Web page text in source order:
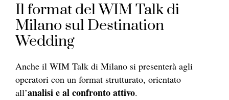
Il format del WIM Talk di
Milano sul Destination
Wedding
Anche il WIM Talk di Milano si presenterà agli
operatori con un format strutturato, orientato
all’analisi e al confronto attivo.